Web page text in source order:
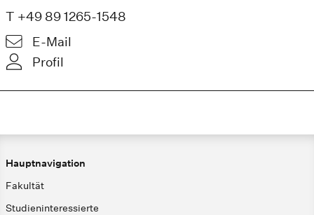
T +49 89 1265-1548
E-Mail
Profil
Hauptnavigation
Fakultät
Studieninteressierte